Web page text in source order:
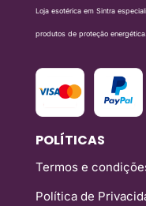
Loja esotérica em Sintra
produtos de proteção energética.
POLÍTICAS
Termos e
Política de